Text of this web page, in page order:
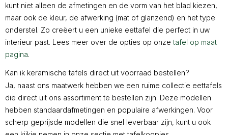
kunt niet alleen de afmetingen en de vorm van het blad kiezen,
maar ook de kleur, de afwerking (mat of glanzend) en het type
onderstel. Zo creëert u een unieke eettafel die perfect in uw
interieur past. Lees meer over de opties op onzetafel op maat
pagina.
Kan ik keramische tafels direct uit voorraad bestellen?
Ja, naast ons maatwerk hebben we een ruime collectie eettafels
die direct uit ons assortiment te bestellen zijn. Deze modellen
hebben standaardafmetingen en populaire afwerkingen. Voor
scherp geprijsde modellen die snel leverbaar zijn, kunt u ook